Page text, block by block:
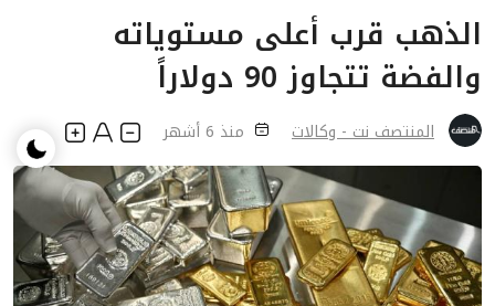
الذهب قرب أعلى مستوياته
والفضة تتجاوز 90 دولاراً
المنتصف نت - وكالات منذ 6 أشهر